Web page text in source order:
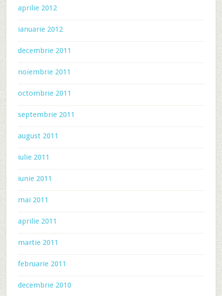
aprilie 2012
ianuarie 2012
decembrie 2011
noiembrie 2011
octombrie 2011
septembrie 2011
august 2011
iulie 2011
iunie 2011
mai 2011
aprilie 2011
martie 2011
februarie 2011
decembrie 2010